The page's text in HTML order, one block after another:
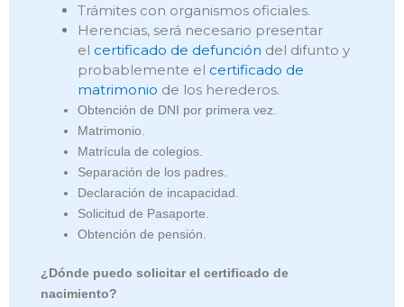
Trámites con organismos oficiales.
Herencias, será necesario presentar
el certificado de defunción del difunto y
probablemente el certificado de
matrimonio de los herederos.
Obtención de DNI por primera vez.
Matrimonio.
Matrícula de colegios.
Separación de los padres.
Declaración de incapacidad.
Solicitud de Pasaporte.
Obtención de pensión.
¿Dónde puedo solicitar el certificado de
nacimiento?